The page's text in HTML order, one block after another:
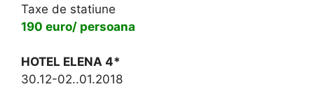
Taxe de statiune
190 euro/ persoana
HOTEL ELENA 4*
30.12-02..01.2018